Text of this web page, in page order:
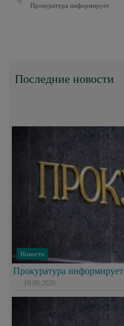
Прокуратура информирует
Последние новости
Новости
Прокуратура информирует
10.06.2026